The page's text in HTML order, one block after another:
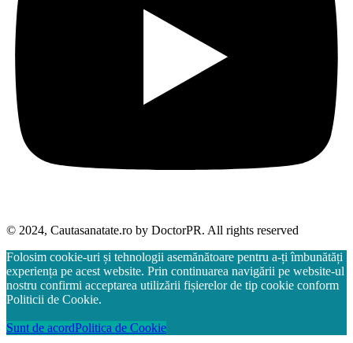
© 2024, Cautasanatate.ro by DoctorPR. All rights reserved
Folosim cookie-uri și tehnologii asemănătoare pentru a-ți îmbunătăți
experiența pe acest website. Prin continuarea navigării pe website-ul
nostru confirmi acceptarea utilizării fișierelor de tip cookie conform
Politicii de Cookie.
Sunt de acordPolitica de Cookie